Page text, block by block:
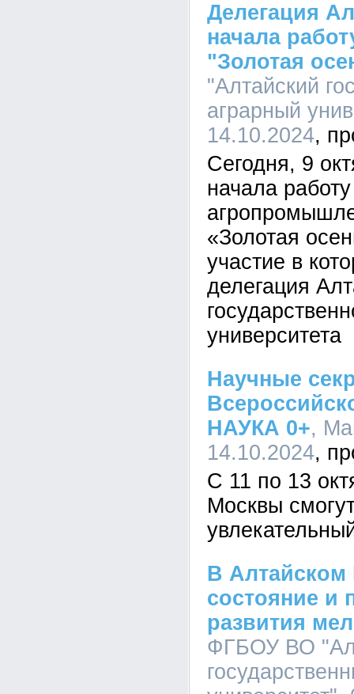
Делегация
начала
"Золотая
"Алтайский
аграрный
14.10.2024
Сегодня, 9
начала
«Золотая
участие в
делегация
университета
Научные
НАУКА 0+,
14.10.2024
С 11 по 13
Москвы
В Алтайском
состояние и
развития
ФГБОУ ВО